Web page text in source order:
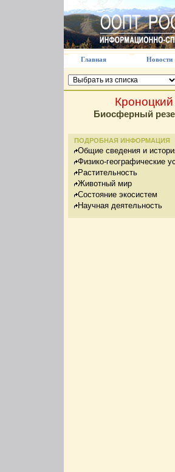
Главная Новости
Кроноцкий
Биосферный
ПОДРОБНАЯ ИНФОРМАЦИЯ
Общие сведения и
Физико-географические
Растительность
Животный мир
Состояние экосистем
Научная деятельность